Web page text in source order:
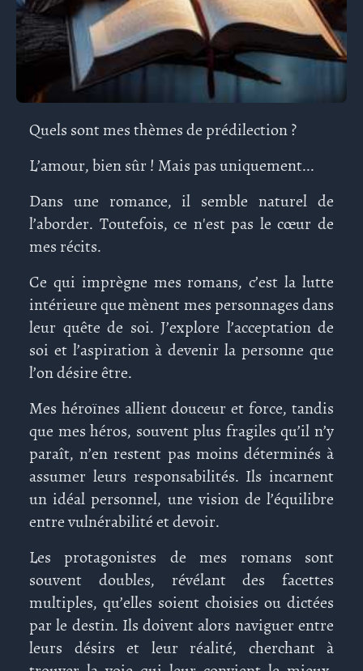
Quels sont mes thèmes de prédilection ?
L’amour, bien sûr ! Mais pas uniquement...
Dans une romance, il semble naturel de
l’aborder. Toutefois, ce n'est pas le cœur de
mes récits.
Ce qui imprègne mes romans, c’est la lutte
intérieure que mènent mes personnages dans
leur quête de soi. J’explore l’acceptation de
soi et l’aspiration à devenir la personne que
l’on désire être.
Mes héroïnes allient douceur et force, tandis
que mes héros, souvent plus fragiles qu’il n’y
paraît, n’en restent pas moins déterminés à
assumer leurs responsabilités. Ils incarnent
un idéal personnel, une vision de l’équilibre
entre vulnérabilité et devoir.
Les protagonistes de mes romans sont
souvent doubles, révélant des facettes
multiples, qu’elles soient choisies ou dictées
par le destin. Ils doivent alors naviguer entre
leurs désirs et leur réalité, cherchant à